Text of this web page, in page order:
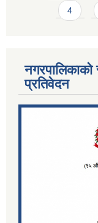
4
प्रतिवेदन